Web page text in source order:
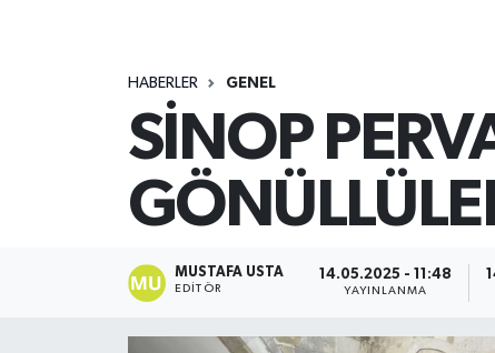
HABERLER GENEL
SİNOP
MUSTAFA USTA
EDITÖR
14.05.2025 - 11:48
YAYINLANMA